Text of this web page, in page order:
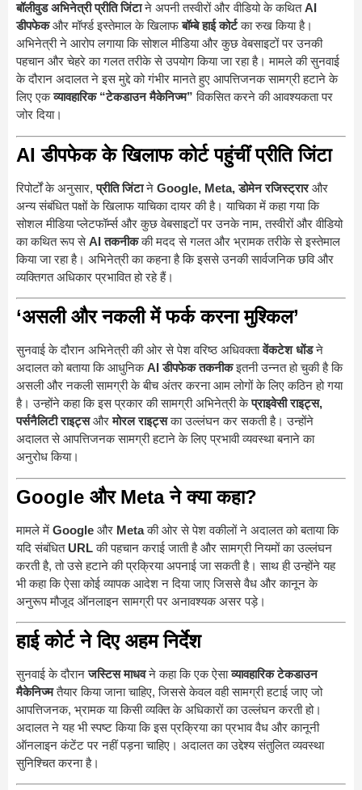
बॉलीवुड अभिनेत्री प्रीति जिंटाने अपनी तस्वीरों और वीडियो के कथितAI
डीपफेकऔर मॉर्फ्ड इस्तेमाल के खिलाफबॉम्बे हाई कोर्टका रुख किया है।
अभिनेत्री ने आरोप लगाया कि सोशल मीडिया और कुछ वेबसाइटों पर उनकी
पहचान और चेहरे का गलत तरीके से उपयोग किया जा रहा है। मामले की सुनवाई
के दौरान अदालत ने इस मुद्दे को गंभीर मानते हुए आपत्तिजनक सामग्री हटाने के
लिए एकव्यावहारिक “टेकडाउन मैकेनिज्म” विकसित करने की आवश्यकता पर
जोर दिया।
AI डीपफेक के खिलाफ कोर्ट पहुंचीं प्रीति जिंटा
रिपोर्टों के अनुसार,प्रीति जिंटाने Google, Meta, डोमेन रजिस्ट्रारऔर
अन्य संबंधित पक्षों के खिलाफ याचिका दायर की है। याचिका में कहा गया कि
सोशल मीडिया प्लेटफॉर्म्स और कुछ वेबसाइटों पर उनके नाम, तस्वीरों और वीडियो
का कथित रूप सेAI तकनीककी मदद से गलत और भ्रामक तरीके से इस्तेमाल
किया जा रहा है। अभिनेत्री का कहना है कि इससे उनकी सार्वजनिक छवि और
व्यक्तिगत अधिकार प्रभावित हो रहे हैं।
‘असली और नकली में फर्क करना मुश्किल’
सुनवाई के दौरान अभिनेत्री की ओर से पेश वरिष्ठ अधिवक्तावेंकटेश धोंडने
अदालत को बताया कि आधुनिकAI डीपफेक तकनीकइतनी उन्नत हो चुकी है कि
असली और नकली सामग्री के बीच अंतर करना आम लोगों के लिए कठिन हो गया
है। उन्होंने कहा कि इस प्रकार की सामग्री अभिनेत्री केप्राइवेसी राइट्स,
पर्सनैलिटी राइट्सऔरमोरल राइट्सका उल्लंघन कर सकती है। उन्होंने
अदालत से आपत्तिजनक सामग्री हटाने के लिए प्रभावी व्यवस्था बनाने का
अनुरोध किया।
Google और Meta ने क्या कहा?
मामले में Google और Metaकी ओर से पेश वकीलों ने अदालत को बताया कि
यदि संबंधित URLकी पहचान कराई जाती है और सामग्री नियमों का उल्लंघन
करती है, तो उसे हटाने की प्रक्रिया अपनाई जा सकती है। साथ ही उन्होंने यह
भी कहा कि ऐसा कोई व्यापक आदेश न दिया जाए जिससे वैध और कानून के
अनुरूप मौजूद ऑनलाइन सामग्री पर अनावश्यक असर पड़े।
हाई कोर्ट ने दिए अहम निर्देश
सुनवाई के दौरानजस्टिस माधवने कहा कि एक ऐसाव्यावहारिक टेकडाउन
मैकेनिज्मतैयार किया जाना चाहिए, जिससे केवल वही सामग्री हटाई जाए जो
आपत्तिजनक, भ्रामक या किसी व्यक्ति के अधिकारों का उल्लंघन करती हो।
अदालत ने यह भी स्पष्ट किया कि इस प्रक्रिया का प्रभाव वैध और कानूनी
ऑनलाइन कंटेंट पर नहीं पड़ना चाहिए। अदालत का उद्देश्य संतुलित व्यवस्था
सुनिश्चित करना है।